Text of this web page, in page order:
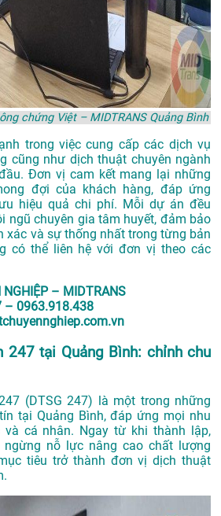
chứng Việt – MIDTRANS Quảng Bình
trong việc cung cấp các dịch vụ
cũng như dịch thuật chuyên ngành
Đơn vị cam kết mang lại những
đợi của khách hàng, đáp ứng
hiệu quả chi phí. Mỗi dự án đều
ngũ chuyên gia tâm huyết, đảm bảo
xác và sự thống nhất trong từng bản
có thể liên hệ với đơn vị theo các
NGHIỆP – MIDTRANS
– 0963.918.438
247 tại Quảng Bình: chỉnh chu
(DTSG 247) là một trong những
tại Quảng Bình, đáp ứng mọi nhu
cá nhân. Ngay từ khi thành lập,
ngừng nỗ lực nâng cao chất lượng
tiêu trở thành đơn vị dịch thuật